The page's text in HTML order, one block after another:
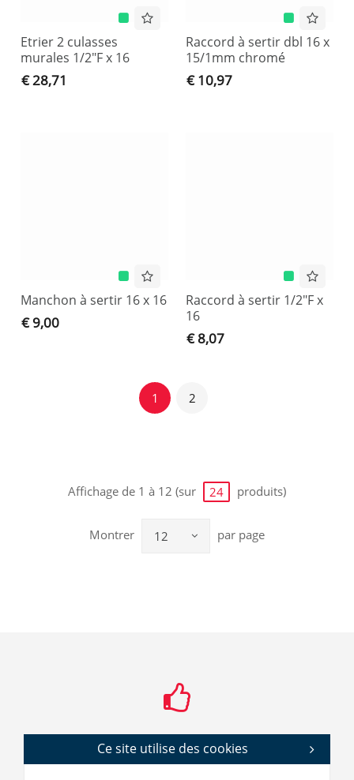
Etrier 2 culasses
murales 1/2"F x 16
€ 28,71
Raccord à sertir dbl 16 x
15/1mm chromé
€ 10,97
Manchon à sertir 16 x 16
€ 9,00
Raccord à sertir 1/2"F x
16
€ 8,07
1 2
Affichage de 1 à 12 (sur 24 produits)
Montrer 12 par page
Ce site utilise des cookies